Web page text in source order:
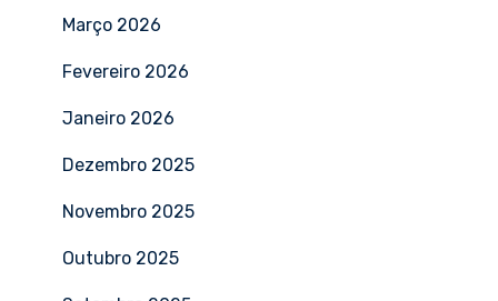
Motorola Wing (Extreme)
NetExperience
Pfsense
Ruckus
Ruijie | Reyee
Teltonika
Março 2026
Fevereiro 2026
Janeiro 2026
Dezembro 2025
Novembro 2025
Outubro 2025